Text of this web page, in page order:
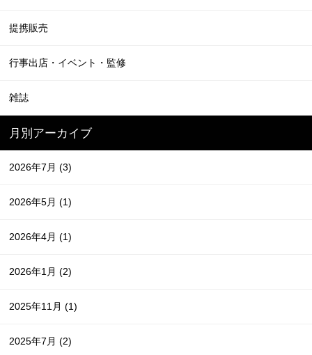
提携販売
行事出店・イベント・監修
雑誌
月別アーカイブ
2026年7月(3)
2026年5月(1)
2026年4月(1)
2026年1月(2)
2025年11月(1)
2025年7月(2)